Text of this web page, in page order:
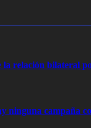
relación bilateral
ninguna campaña